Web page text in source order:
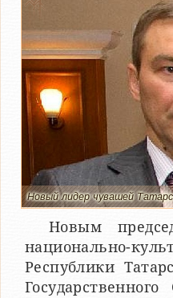
Новый лидер чувашей
Новым
национально-
Республики